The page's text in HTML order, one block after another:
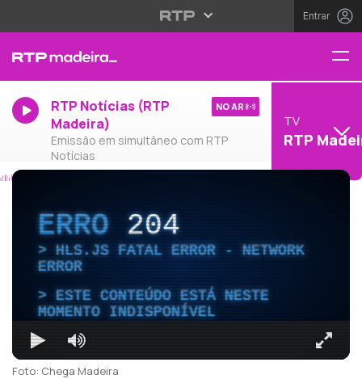
Entrar
RTP Notícias (RTP
Madeira)
Emissão em simultâneo com RTP
Notícias
NO AR
TV
RTP
ERRO204
HLS.JS FATAL ERROR - NETWORK
ERROR
ESTE CONTEÚDO ESTÁ NESTE
MOMENTO INDISPONÍVEL
Foto: Chega Madeira